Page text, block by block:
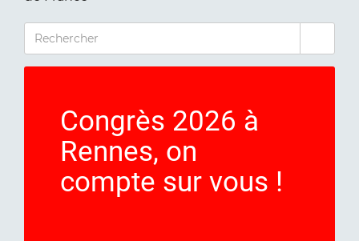
RECHERCHER
Congrès 2026 à
Rennes, on
compte sur vous !